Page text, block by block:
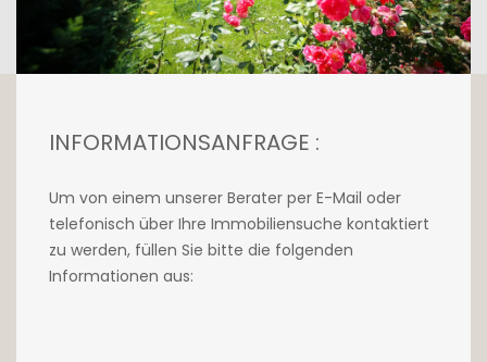
INFORMATIONSANFRAGE :
Um von einem unserer Berater per E-Mail oder
telefonisch über Ihre Immobiliensuche kontaktiert
zu werden, füllen Sie bitte die folgenden
Informationen aus: